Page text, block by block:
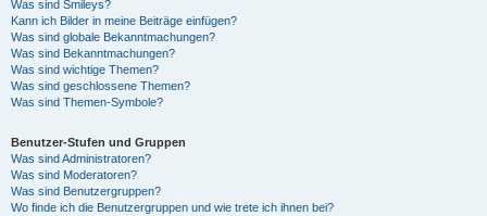
Was sind Smileys?
Kann ich Bilder in meine Beiträge einfügen?
Was sind globale Bekanntmachungen?
Was sind Bekanntmachungen?
Was sind wichtige Themen?
Was sind geschlossene Themen?
Was sind Themen-Symbole?
Benutzer-Stufen und Gruppen
Was sind Administratoren?
Was sind Moderatoren?
Was sind Benutzergruppen?
Wo finde ich die Benutzergruppen und wie trete ich ihnen bei?